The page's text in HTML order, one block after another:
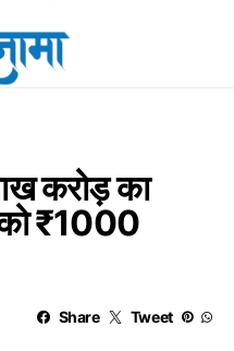
करोड़ का
₹1000
Share Tweet